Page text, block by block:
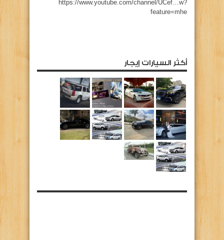
https://www.youtube.com/channel/UCef…w?
feature=mhe
أكثر السيارات إيجار